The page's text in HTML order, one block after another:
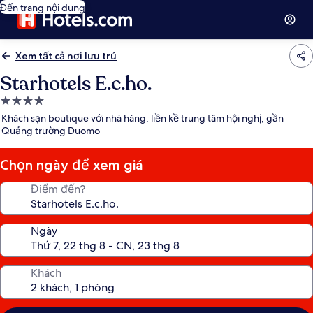
Đến trang nội dung
Xem tất cả nơi lưu trú
Starhotels E.c.ho.
Nơi
lưu
trú
4.0
sao
Khách sạn boutique với nhà hàng, liền kề trung tâm hội nghị, gần
Quảng trường Duomo
Chọn ngày để xem giá
Điểm đến?
Ngày
Khách